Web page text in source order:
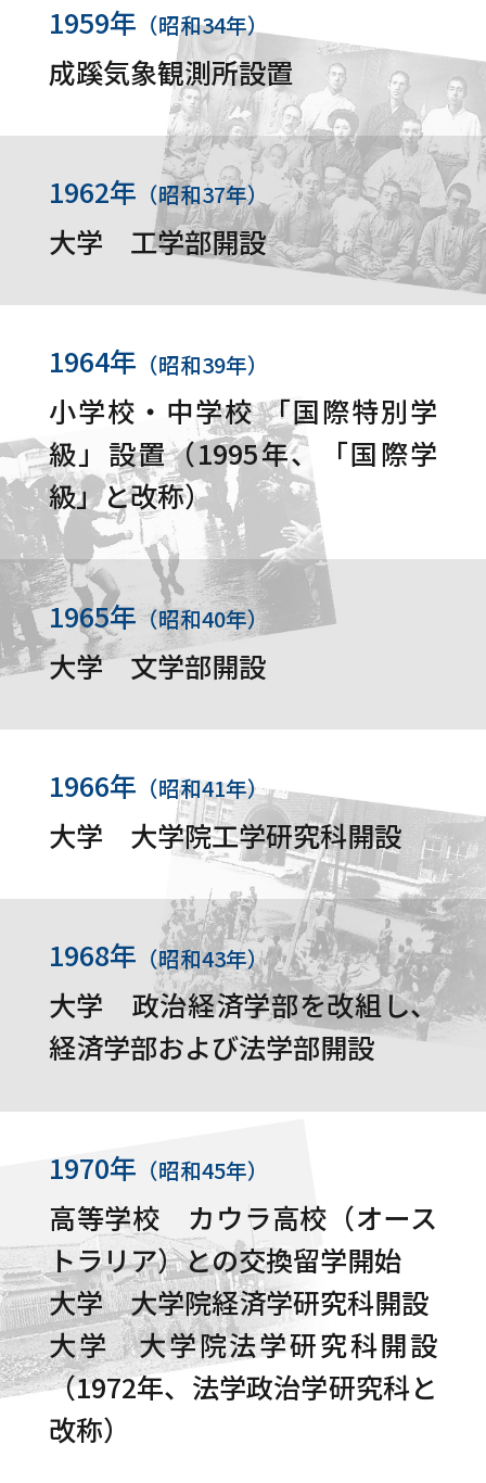
1959年 （昭和34年）
成蹊気象観測所設置
1962年 （昭和37年）
大学 工学部開設
1964年 （昭和39年）
小学校・中学校 「国際特別学
級」設置（1995年、「国際学
級」と改称）
1965年（昭和40年）
大学 文学部開設
1966年 （昭和41年）
大学 大学院工学研究科開設
1968年 （昭和43年）
大学 政治経済学部を改組し、
経済学部および法学部開設
1970年 （昭和45年）
高等学校 カウラ高校（オース
トラリア）との交換留学開始
大学 大学院経済学研究科開設
大学 大学院法学研究科開設
（1972年、法学政治学研究科と
改称）